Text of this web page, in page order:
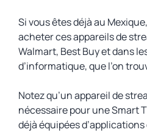
Si vous êtes déjà au
acheter ces appareils de
Walmart, Best Buy et dans
d’informatique, que l’on
Notez qu’un appareil de
nécessaire pour une Smart
déjà équipées